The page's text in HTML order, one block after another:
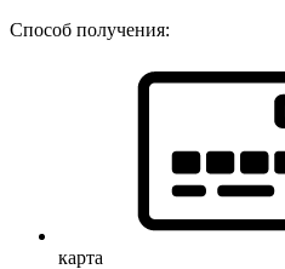
Способ получения:
карта